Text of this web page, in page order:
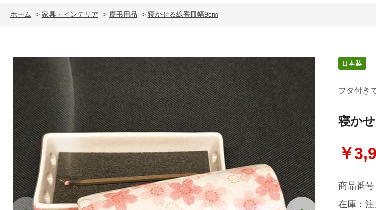
ホーム > 家具・インテリア > 慶弔用品 > 寝かせる線香皿幅9cm
フタ付き
寝か
￥
商品番号
在庫：